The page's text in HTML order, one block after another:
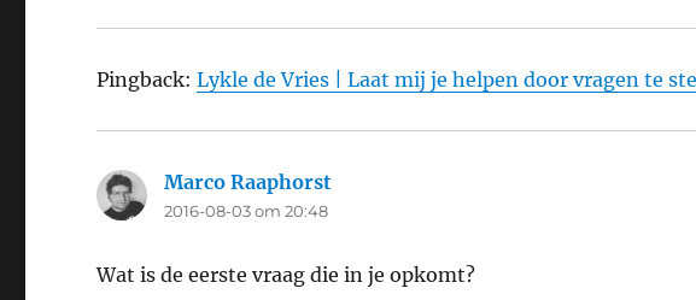
Pingback:Lykle de Vries | Laat mij je helpen door vragen te
Marco Raaphorst
2016-08-03 om 20:48
Wat is de eerste vraag die in je opkomt?